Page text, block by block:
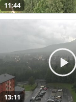
11:44
13:11